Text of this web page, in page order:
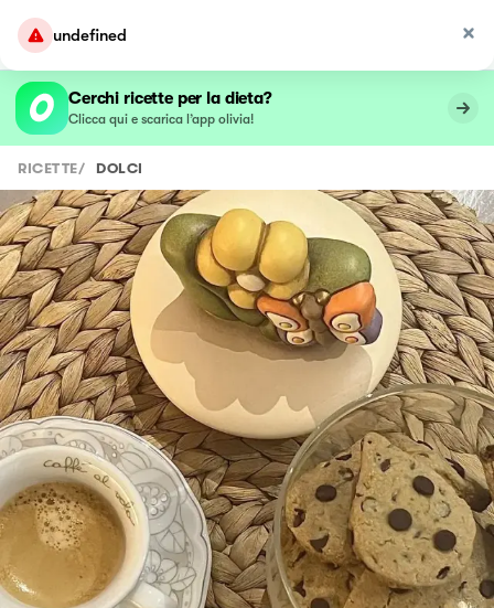
undefined
Cerchi ricette per la dieta?
Clicca qui e scarica l’app olivia!
RICETTE/ DOLCI